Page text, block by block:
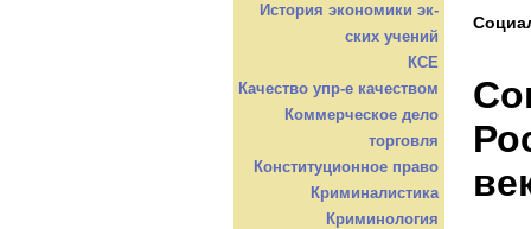
История экономики эк-
ских учений
КСЕ
Качество упр-е качеством
Коммерческое дело
торговля
Конституционное право
Криминалистика
Криминология